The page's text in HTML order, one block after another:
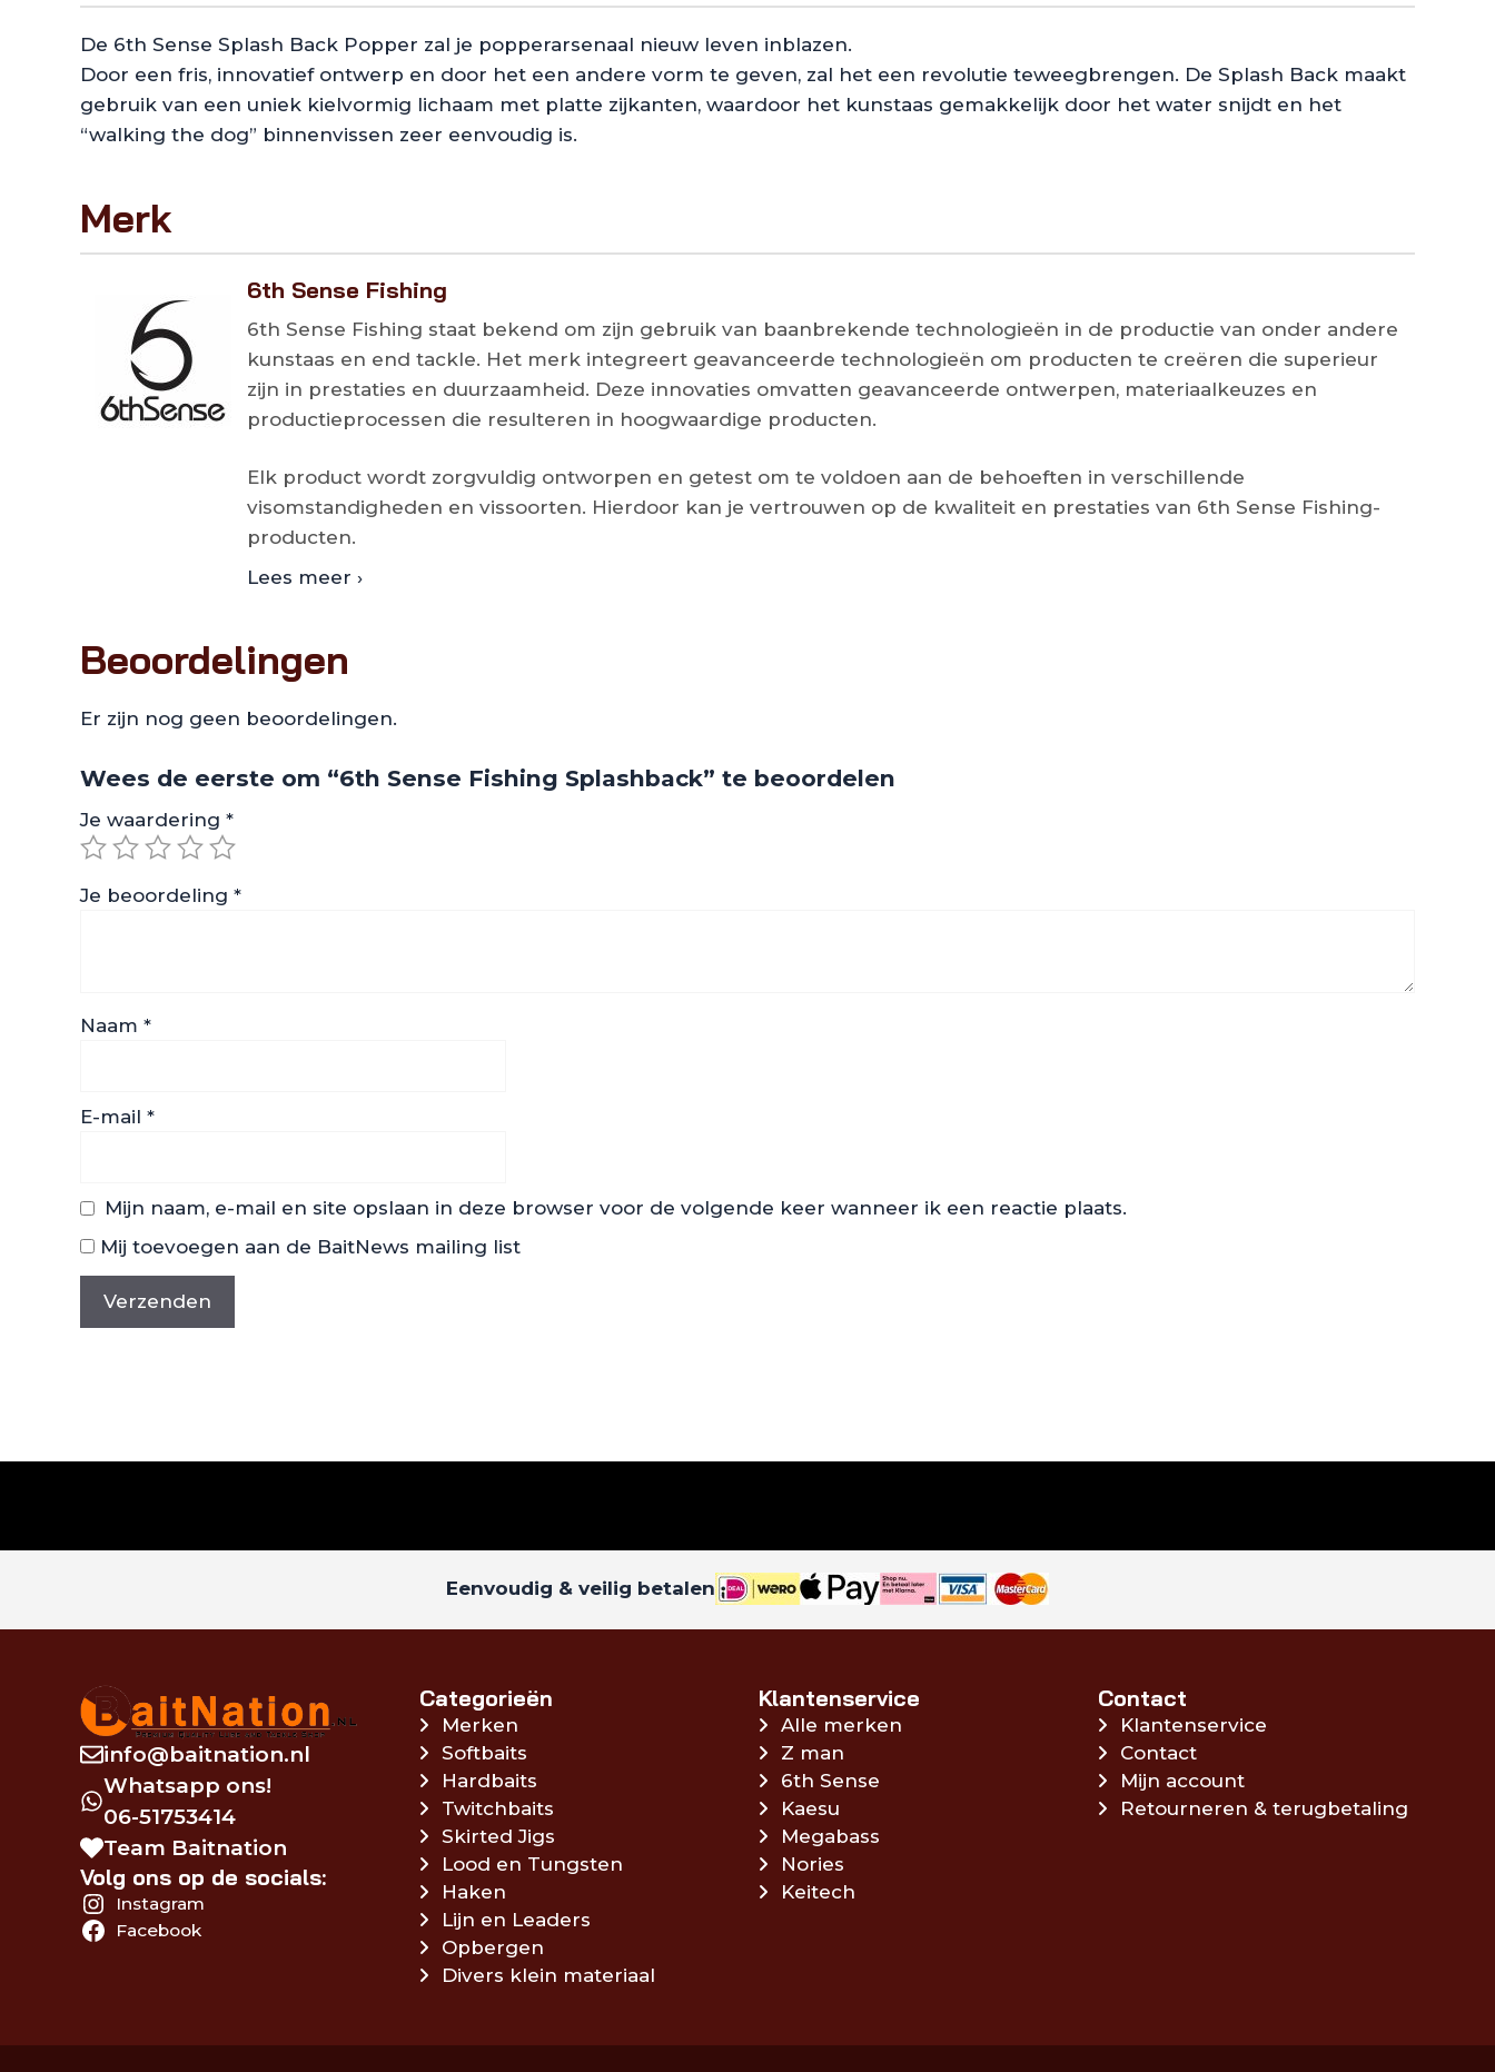
De 6th Sense Splash Back Popper zal je popperarsenaal nieuw leven inblazen.
Door een fris, innovatief ontwerp en door het een andere vorm te geven, zal het een revolutie teweegbrengen. De Splash Back maakt
gebruik van een uniek kielvormig lichaam met platte zijkanten, waardoor het kunstaas gemakkelijk door het water snijdt en het
“walking the dog” binnenvissen zeer eenvoudig is.
Merk
6th Sense Fishing
6th Sense Fishing staat bekend om zijn gebruik van baanbrekende technologieën in de productie van onder andere
kunstaas en end tackle. Het merk integreert geavanceerde technologieën om producten te creëren die superieur
zijn in prestaties en duurzaamheid. Deze innovaties omvatten geavanceerde ontwerpen, materiaalkeuzes en
productieprocessen die resulteren in hoogwaardige producten.
Elk product wordt zorgvuldig ontworpen en getest om te voldoen aan de behoeften in verschillende
visomstandigheden en vissoorten. Hierdoor kan je vertrouwen op de kwaliteit en prestaties van 6th Sense Fishing-
producten.
Lees meer ›
Beoordelingen
Er zijn nog geen beoordelingen.
Wees de eerste om “6th Sense Fishing Splashback” te beoordelen
Je waardering *
Je beoordeling *
Naam *
E-mail *
Mijn naam, e-mail en site opslaan in deze browser voor de volgende keer wanneer ik een reactie plaats.
Mij toevoegen aan de BaitNews mailing list
Eenvoudig & veilig betalen
info@baitnation.nl
Whatsapp ons!
06-51753414
Team Baitnation
Volg ons op de socials:
Instagram
Facebook
Categorieën
Merken
Softbaits
Hardbaits
Twitchbaits
Skirted Jigs
Lood en Tungsten
Haken
Lijn en Leaders
Opbergen
Divers klein materiaal
Klantenservice
Alle merken
Z man
6th Sense
Kaesu
Megabass
Nories
Keitech
Contact
Klantenservice
Contact
Mijn account
Retourneren & terugbetaling